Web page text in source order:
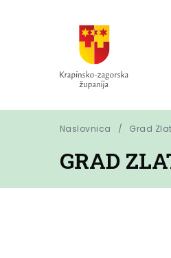
Naslovnica Grad
GRAD